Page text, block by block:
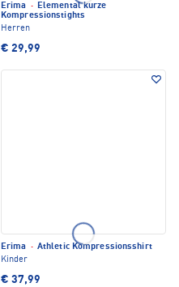
Erima · Elemental kurze
Kompressionstights
Herren
€ 29,99
Erima · Athletic Kompressionsshirt
Kinder
€ 37,99